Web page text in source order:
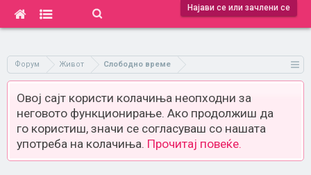
Најави се или зачлени се
Форум Живот Слободно време
Овој сајт користи колачиња неопходни за
неговото функционирање. Ако продолжиш да
го користиш, значи се согласуваш со нашата
употреба на колачиња. Прочитај повеќе.